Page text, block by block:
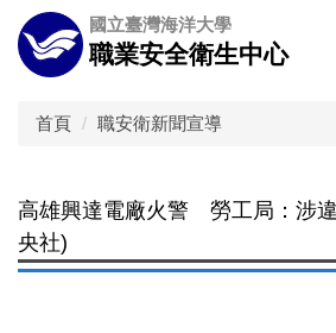
跳
到
主
國立臺灣海洋大學
職業安全衛生中心
首頁 職安衛新聞宣導
高雄興達電廠火警 勞工局：涉
央社)